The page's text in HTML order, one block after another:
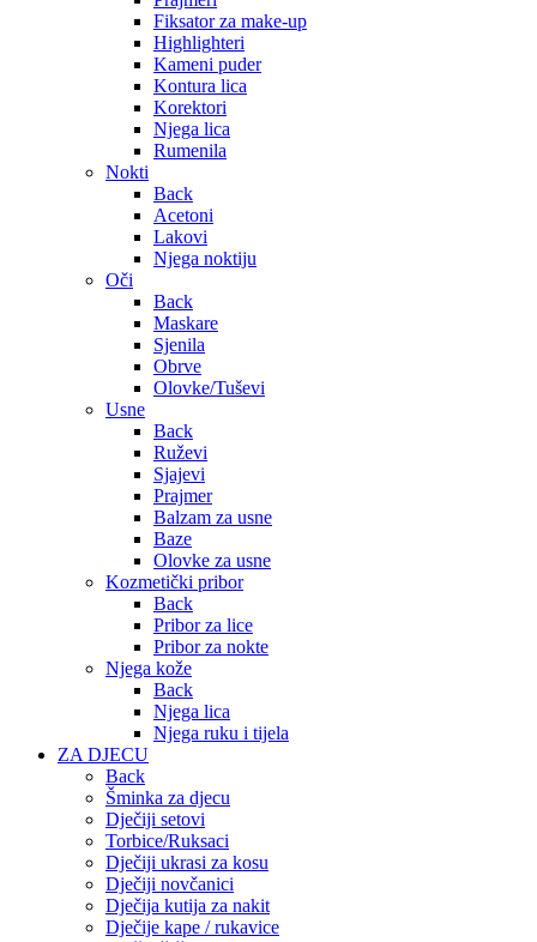
Fiksator za make-up
Highlighteri
Kameni puder
Kontura lica
Korektori
Njega lica
Rumenila
Nokti
Back
Acetoni
Lakovi
Njega noktiju
Oči
Back
Maskare
Sjenila
Obrve
Olovke/Tuševi
Usne
Back
Ruževi
Sjajevi
Prajmer
Balzam za usne
Baze
Olovke za usne
Kozmetički pribor
Back
Pribor za lice
Pribor za nokte
Njega kože
Back
Njega lica
Njega ruku i tijela
ZA DJECU
Back
Šminka za djecu
Dječiji setovi
Torbice/Ruksaci
Dječiji ukrasi za kosu
Dječiji novčanici
Dječija kutija za nakit
Dječije kape / rukavice